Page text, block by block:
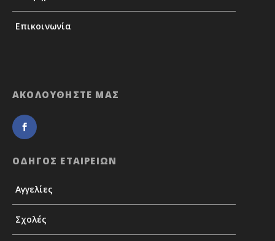
Επικοινωνία
ΑΚΟΛΟΥΘΗΣΤΕ ΜΑΣ
ΟΔΗΓΟΣ ΕΤΑΙΡΕΙΩΝ
Αγγελίες
Σχολές